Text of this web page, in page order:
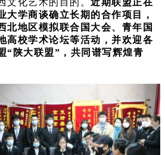
文化艺术的目的。 近期联盟正在
大学商谈确立长期的合作项目，
北地区模拟联合国大会、青年国
高校学术论坛等活动，并欢迎各
“陕大联盟”，共同谱写辉煌青